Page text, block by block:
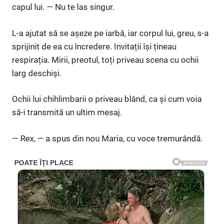
capul lui. — Nu te las singur.
L-a ajutat să se așeze pe iarbă, iar corpul lui, greu, s-a
sprijinit de ea cu încredere. Invitații își țineau
respirația. Mirii, preotul, toți priveau scena cu ochii
larg deschiși.
Ochii lui chihlimbarii o priveau blând, ca și cum voia
să-i transmită un ultim mesaj.
— Rex, — a spus din nou Maria, cu voce tremurândă.